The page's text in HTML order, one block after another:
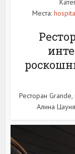
Места:
Ресторан
Алина